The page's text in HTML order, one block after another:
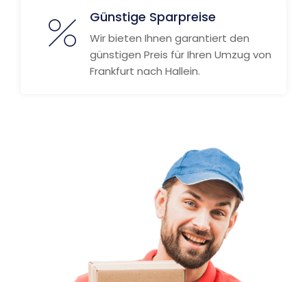
Günstige Sparpreise
Wir bieten Ihnen garantiert den
günstigen Preis für Ihren Umzug von
Frankfurt nach Hallein.